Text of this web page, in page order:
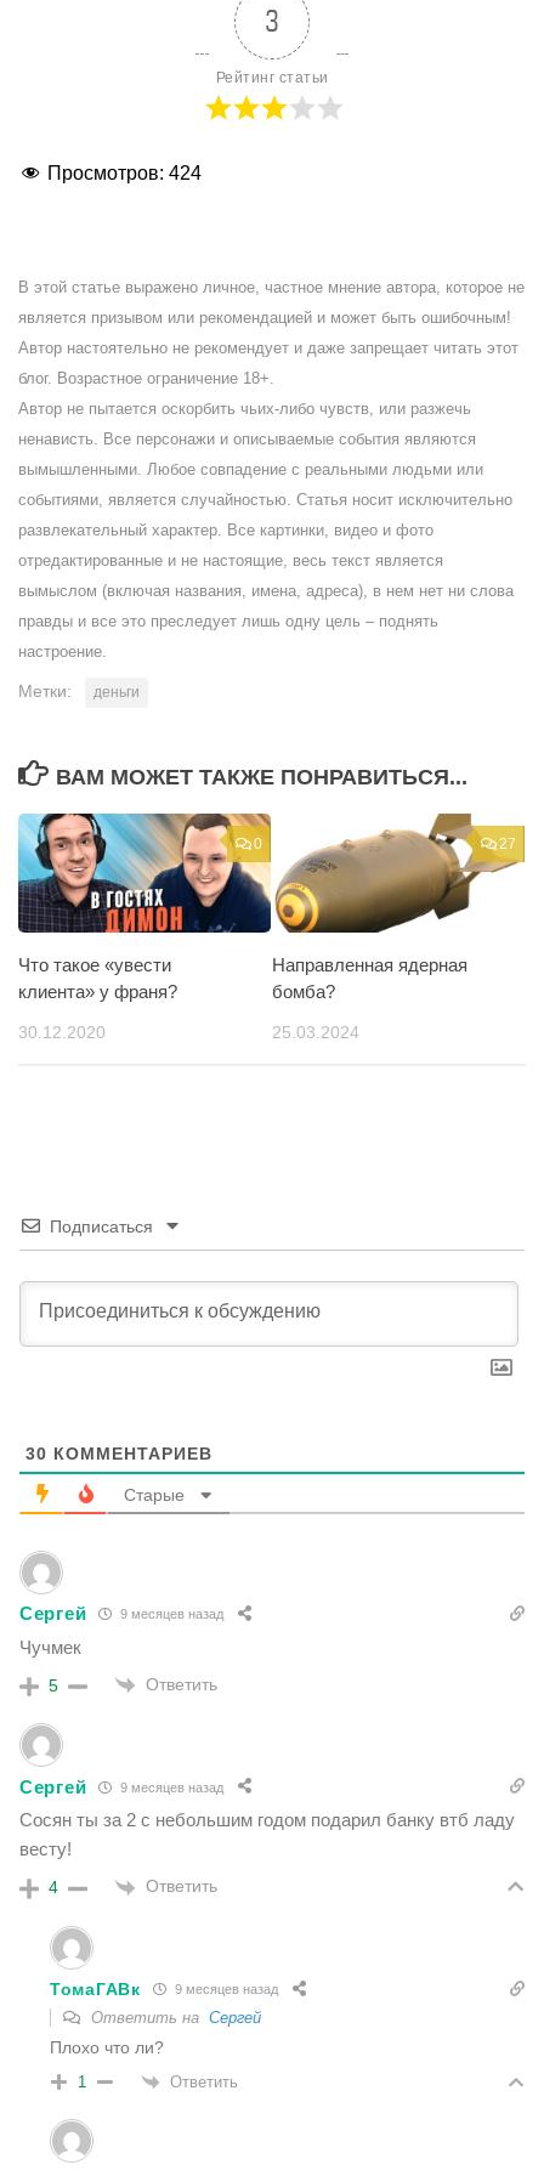
3
Рейтинг статьи
Просмотров: 424
В этой статье выражено личное, частное мнение автора, которое не
является призывом или рекомендацией и может быть ошибочным!
Автор настоятельно не рекомендует и даже запрещает читать этот
блог. Возрастное ограничение 18+.
Автор не пытается оскорбить чьих-либо чувств, или разжечь
ненависть. Все персонажи и описываемые события являются
вымышленными. Любое совпадение с реальными людьми или
событиями, является случайностью. Статья носит исключительно
развлекательный характер. Все картинки, видео и фото
отредактированные и не настоящие, весь текст является
вымыслом (включая названия, имена, адреса), в нем нет ни слова
правды и все это преследует лишь одну цель – поднять
настроение.
Метки: деньги
ВАМ МОЖЕТ ТАКЖЕ ПОНРАВИТЬСЯ...
0
Что такое «увести
клиента» у франя?
30.12.2020
27
Направленная ядерная
бомба?
25.03.2024
Подписаться
30 КОММЕНТАРИЕВ
Старые
Сергей 9 месяцев назад
Чучмек
5 Ответить
Сергей 9 месяцев назад
Сосян ты за 2 с небольшим годом подарил банку втб ладу
весту!
4 Ответить
ТомаГАВк 9 месяцев назад
Ответить на Сергей
Плохо что ли?
1 Ответить